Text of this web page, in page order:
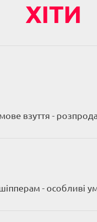
ХІТИ
взуття -
- особливі